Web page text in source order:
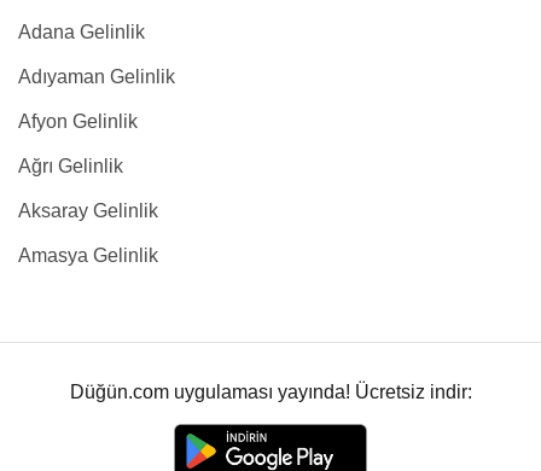
Adana Gelinlik
Adıyaman Gelinlik
Afyon Gelinlik
Ağrı Gelinlik
Aksaray Gelinlik
Amasya Gelinlik
Düğün.com uygulaması yayında! Ücretsiz indir: